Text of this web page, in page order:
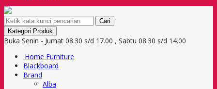
Cari
Kategori Produk
Buka Senin - Jumat 08.30 s/d 17.00 , Sabtu 08.30 s/d 14.00
.Home Furniture
Blackboard
Brand
Alba